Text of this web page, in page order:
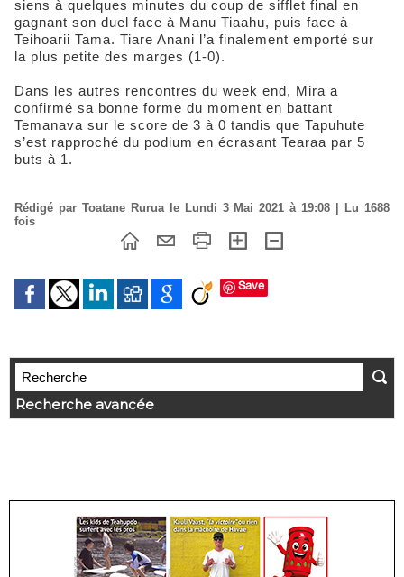
siens à quelques minutes du coup de sifflet final en
gagnant son duel face à Manu Tiaahu, puis face à
Teihoarii Tama. Tiare Anani l’a finalement emporté sur
la plus petite des marges (1-0).
Dans les autres rencontres du week end, Mira a
confirmé sa bonne forme du moment en battant
Temanava sur le score de 3 à 0 tandis que Tapuhute
s’est rapproché du podium en écrasant Tearaa par 5
buts à 1.
Rédigé par Toatane Rurua le Lundi 3 Mai 2021 à 19:08 | Lu 1688
fois
Save
Recherche avancée